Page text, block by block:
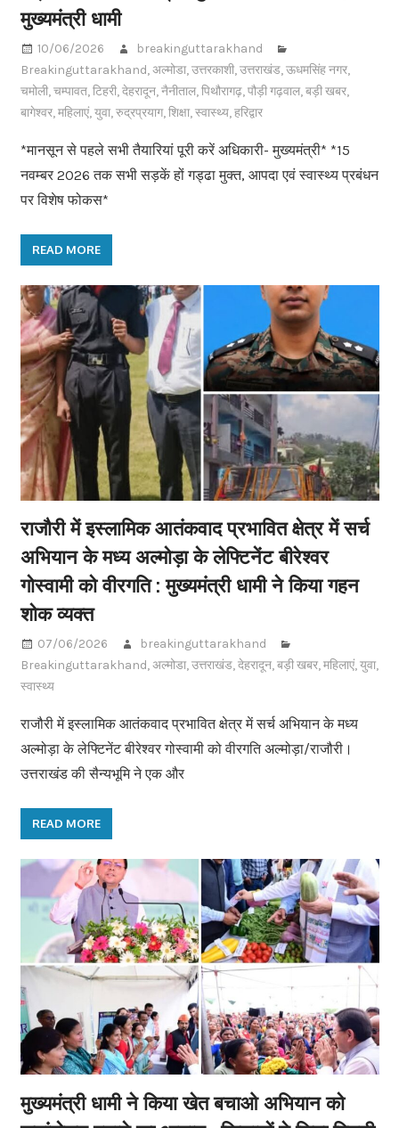
मुख्यमंत्री धामी
10/06/2026
breakinguttarakhand
Breakinguttarakhand,अल्मोडा,उत्तरकाशी,उत्तराखंड,ऊधमसिंह नगर,
चमोली,चम्पावत,टिहरी,देहरादून,नैनीताल,पिथौरागढ़,पौड़ी गढ़वाल,बड़ी खबर,
बागेश्वर,महिलाएं,युवा,रुद्रप्रयाग,शिक्षा,स्वास्थ्य,हरिद्वार
*मानसून से पहले सभी तैयारियां पूरी करें अधिकारी- मुख्यमंत्री* *15
नवम्बर 2026 तक सभी सड़कें हों गड्ढा मुक्त, आपदा एवं स्वास्थ्य प्रबंधन
पर विशेष फोकस*
READ MORE
राजौरी में इस्लामिक आतंकवाद प्रभावित क्षेत्र में सर्च
अभियान के मध्य अल्मोड़ा के लेफ्टिनेंट बीरेश्वर
गोस्वामी को वीरगति : मुख्यमंत्री धामी ने किया गहन
शोक व्यक्त
07/06/2026
breakinguttarakhand
Breakinguttarakhand,अल्मोडा,उत्तराखंड,देहरादून,बड़ी खबर,महिलाएं,युवा,
स्वास्थ्य
राजौरी में इस्लामिक आतंकवाद प्रभावित क्षेत्र में सर्च अभियान के मध्य
अल्मोड़ा के लेफ्टिनेंट बीरेश्वर गोस्वामी को वीरगति अल्मोड़ा/राजौरी।
उत्तराखंड की सैन्यभूमि ने एक और
READ MORE
मुख्यमंत्री धामी ने किया खेत बचाओ अभियान को